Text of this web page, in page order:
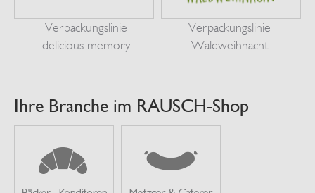
Verpackungslinie
delicious memory
Verpackungslinie
Waldweihnacht
Ihre Branche im RAUSCH-Shop